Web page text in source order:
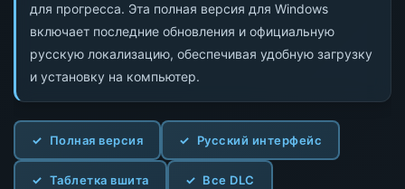
для прогресса. Эта полная версия для Windows
включает последние обновления и официальную
русскую локализацию, обеспечивая удобную загрузку
и установку на компьютер.
Полная версия Русский интерфейс
Таблетка вшита Все DLC